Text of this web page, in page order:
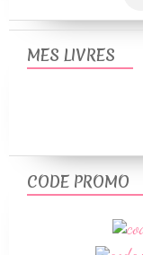
MES LIVRES
CODE PROMO